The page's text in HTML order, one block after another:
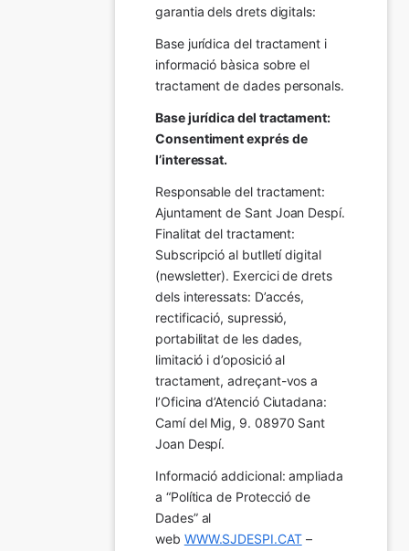
garantia dels drets digitals:
Base jurídica del tractament i
informació bàsica sobre el
tractament de dades personals.
Base jurídica del tractament:
Consentiment exprés de
l’interessat.
Responsable del tractament:
Ajuntament de Sant Joan Despí.
Finalitat del tractament:
Subscripció al butlletí digital
(newsletter). Exercici de drets
dels interessats: D’accés,
rectificació, supressió,
portabilitat de les dades,
limitació i d’oposició al
tractament, adreçant-vos a
l’Oficina d’Atenció Ciutadana:
Camí del Mig, 9. 08970 Sant
Joan Despí.
Informació addicional: ampliada
a “Política de Protecció de
Dades” al
web WWW.SJDESPI.CAT –